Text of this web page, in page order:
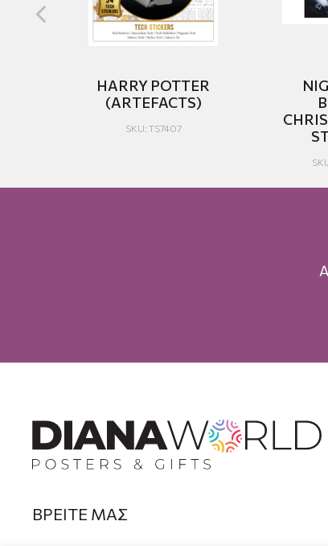
HARRY POTTER
(ARTEFACTS)
SKU: TS7407
ΒΡΕΙΤΕ ΜΑΣ